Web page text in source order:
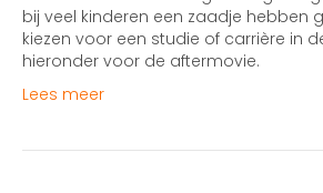
bij veel kinderen een zaadje hebben
kiezen voor een studie of carrière in
hieronder voor de aftermovie.
Lees meer